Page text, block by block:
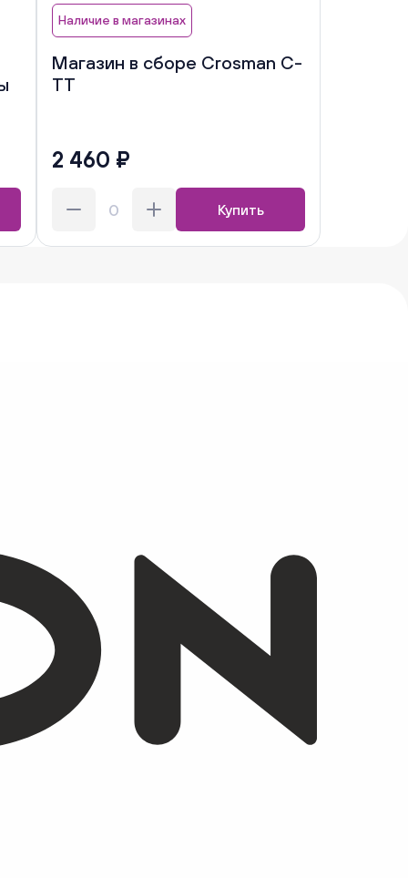
Наличие в магазинах
Магазин в сборе Crosman C-
TT
2 460 ₽
Купить